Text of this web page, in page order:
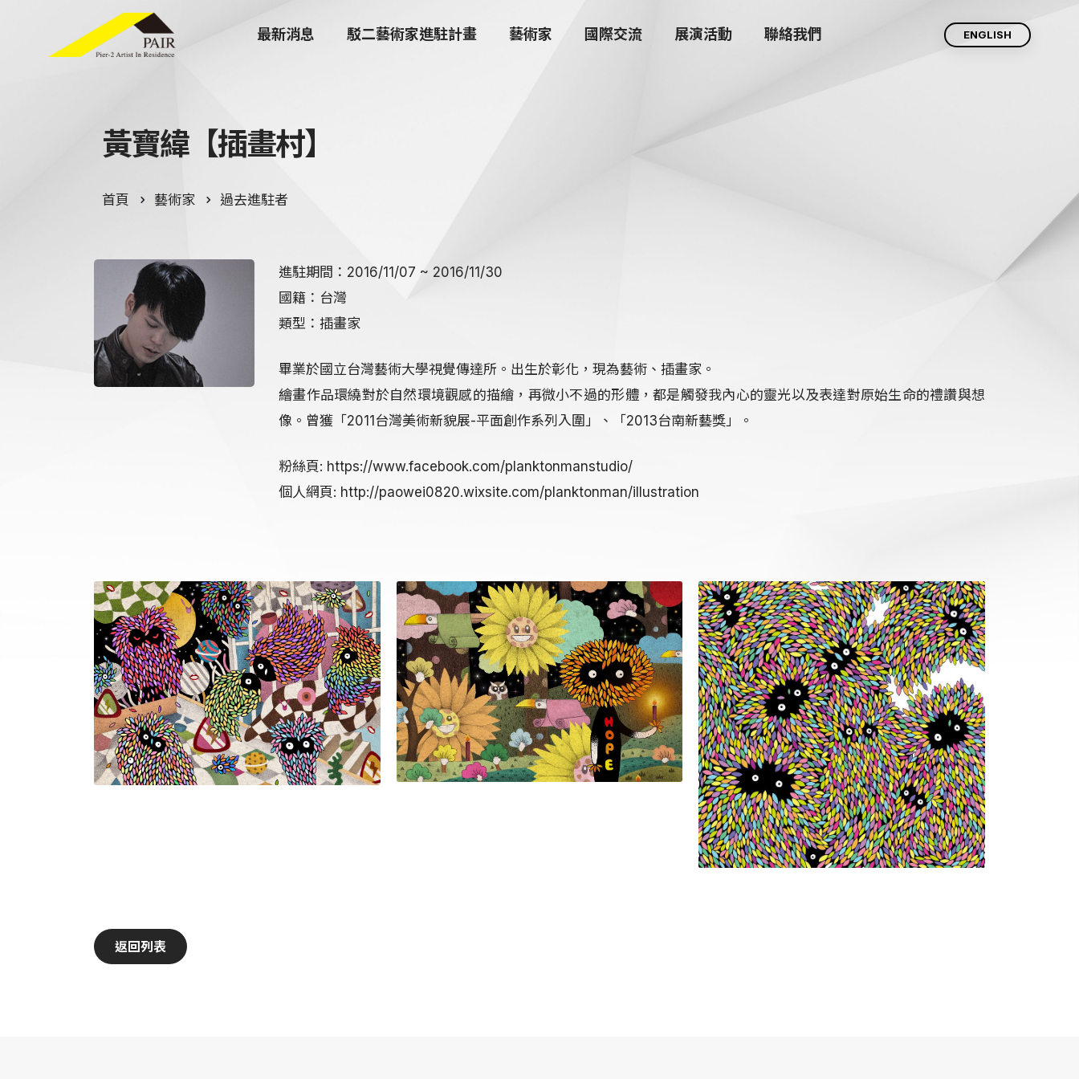
最新消息 駁二藝術家進駐計畫 藝術家 國際交流 展演活動 聯絡我們 ENGLISH
黃寶緯【插畫村】
首頁 藝術家 過去進駐者
進駐期間：2016/11/07 ~ 2016/11/30
國籍：台灣
類型：插畫家
畢業於國立台灣藝術大學視覺傳達所。出生於彰化，現為藝術、插畫家。
繪畫作品環繞對於自然環境觀感的描繪，再微小不過的形體，都是觸發我內心的靈光以及表達對原始生命的禮讚與想
像。曾獲「2011台灣美術新貌展-平面創作系列入圍」、「2013台南新藝獎」。
粉絲頁: https://www.facebook.com/planktonmanstudio/
個人網頁: http://paowei0820.wixsite.com/planktonman/illustration
返回列表